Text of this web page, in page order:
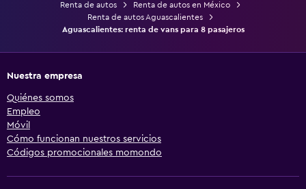
Renta de autos
Renta de autos en México
Renta de autos Aguascalientes
Aguascalientes: renta de vans para 8 pasajeros
Nuestra empresa
Quiénes somos
Empleo
Móvil
Cómo funcionan nuestros servicios
Códigos promocionales momondo